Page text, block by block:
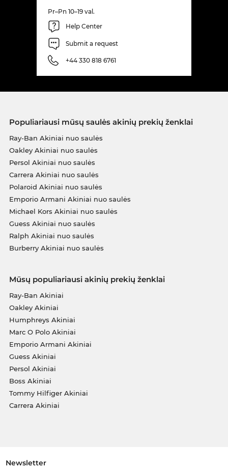
Pr–Pn 10–19 val.
Help Center
Submit a request
+44 330 818 6761
Populiariausi mūsų saulės akinių prekių ženklai
Ray-Ban Akiniai nuo saulės
Oakley Akiniai nuo saulės
Persol Akiniai nuo saulės
Carrera Akiniai nuo saulės
Polaroid Akiniai nuo saulės
Emporio Armani Akiniai nuo saulės
Michael Kors Akiniai nuo saulės
Guess Akiniai nuo saulės
Ralph Akiniai nuo saulės
Burberry Akiniai nuo saulės
Mūsų populiariausi akinių prekių ženklai
Ray-Ban Akiniai
Oakley Akiniai
Humphreys Akiniai
Marc O Polo Akiniai
Emporio Armani Akiniai
Guess Akiniai
Persol Akiniai
Boss Akiniai
Tommy Hilfiger Akiniai
Carrera Akiniai
Newsletter